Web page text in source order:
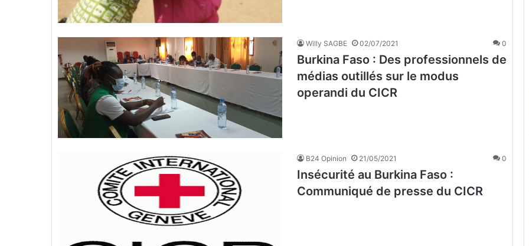
Willy SAGBE 02/07/2021 0
Burkina Faso : Des professionnels de
médias outillés sur le modus
operandi du CICR
B24 Opinion 21/05/2021 0
Insécurité au Burkina Faso :
Communiqué de presse du CICR